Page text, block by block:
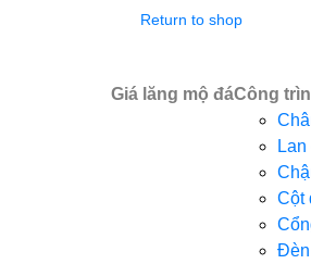
Return to shop
Giá lăng mộ đáCông
Cột
Đèn